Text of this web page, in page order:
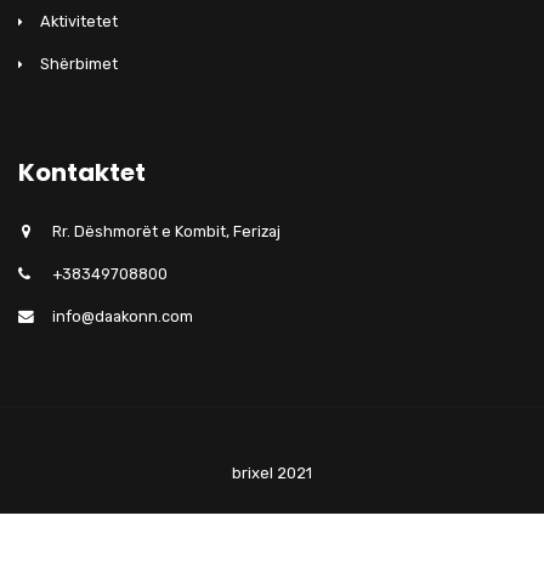
Aktivitetet
Shërbimet
Kontaktet
Rr. Dëshmorët e Kombit, Ferizaj
+38349708800
info@daakonn.com
brixel 2021